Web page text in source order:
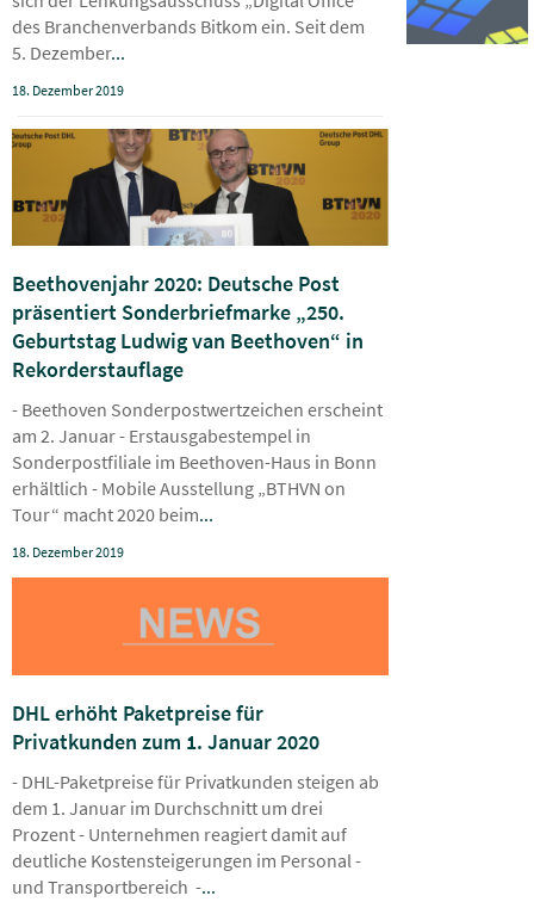
des Branchenverbands Bitkom ein. Seit dem
5. Dezember...
18. Dezember 2019
Beethovenjahr 2020: Deutsche Post
präsentiert Sonderbriefmarke „250.
Geburtstag Ludwig van Beethoven“ in
Rekorderstauflage
- Beethoven Sonderpostwertzeichen erscheint
am 2. Januar - Erstausgabestempel in
Sonderpostfiliale im Beethoven-Haus in Bonn
erhältlich - Mobile Ausstellung „BTHVN on
Tour“ macht 2020 beim...
18. Dezember 2019
DHL erhöht Paketpreise für
Privatkunden zum 1. Januar 2020
- DHL-Paketpreise für Privatkunden steigen ab
dem 1. Januar im Durchschnitt um drei
Prozent - Unternehmen reagiert damit auf
deutliche Kostensteigerungen im Personal -
und Transportbereich -...